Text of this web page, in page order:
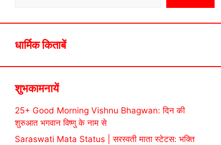
धार्मिक किताबें
शुभकामनायें
25+ Good Morning Vishnu Bhagwan: दिन की
शुरुआत भगवान विष्णु के नाम से
Saraswati Mata Status | सरस्वती माता स्टेटस: भक्ति